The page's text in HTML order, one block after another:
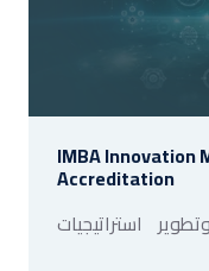
IMBA Innovation
Accreditation
استراتيجيات